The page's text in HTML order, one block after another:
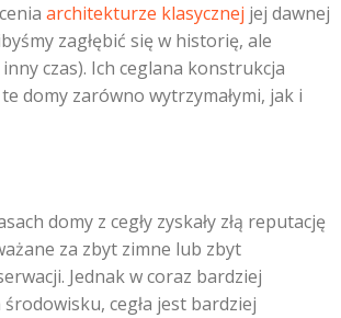
architekturze klasycznej jej dawnej
zagłębić się w historię, ale
czas). Ich ceglana konstrukcja
domy zarówno wytrzymałymi, jak i
domy z cegły zyskały złą reputację
za zbyt zimne lub zbyt
Jednak w coraz bardziej
cegła jest bardziej